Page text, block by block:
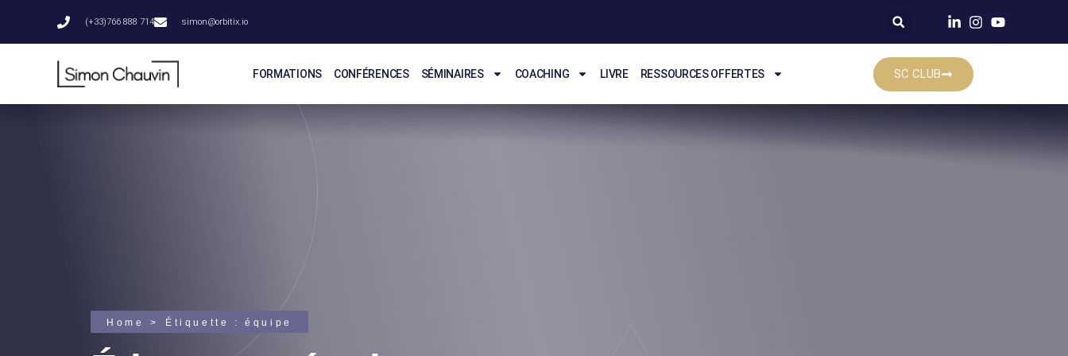
(+33)766 888 714 simon@orbitix.io
FORMATIONS CONFÉRENCES SÉMINAIRES COACHING LIVRE RESSOURCES OFFERTES SC CLUB
Home Étiquette :équipe